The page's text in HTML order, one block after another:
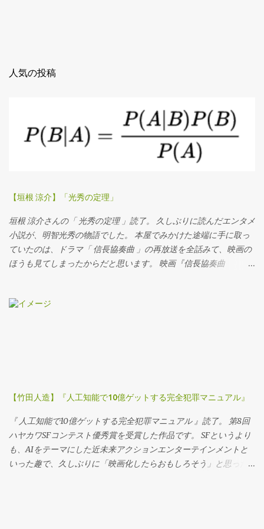
人気の投稿
【垣根 涼介】「光秀の定理」
垣根 涼介さんの「 光秀の定理 」読了。 久しぶりに読んだエンタメ
小説が、明智光秀の物語でした。 本屋でみかけた途端に手に取っ
ていたのは、ドラマ「 信長協奏曲 」の再放送を全話みて、映画の
ほうも見てしまったからだと思います。 映画『信長協奏曲
探す by カエレバ 昨年公開された映画「 信長協奏曲 」はもちろん
ローから本物の信長へと成長する過程には、わたしは感動を覚え
ました。 うまいなぁ、と。 というわけで、タイトルの光秀にがぜ
ん興味をもってしまいました。 文庫版の帯には 「光秀はなぜ瞬く
間に出世し、信長と前後して滅びたのか？」 という、思わせぶり
なフレーズがありました。 さらにさらに、世界的なアーティスト
の村上隆さんが 「歴史小説？いやこれは、堂々とした青春小説
【竹田人造】『人工知能で10億ゲットする完全犯罪マニュアル』
『 人工知能で10億ゲットする完全犯罪マニュアル 』読了。 第8回
ハヤカワSFコンテスト優秀賞を受賞した作品です。 SFというより
も、AIをテーマにした近未来アクションエンターテインメントと
いった趣で、久しぶりに「映画化したらおもしろそう」と思った